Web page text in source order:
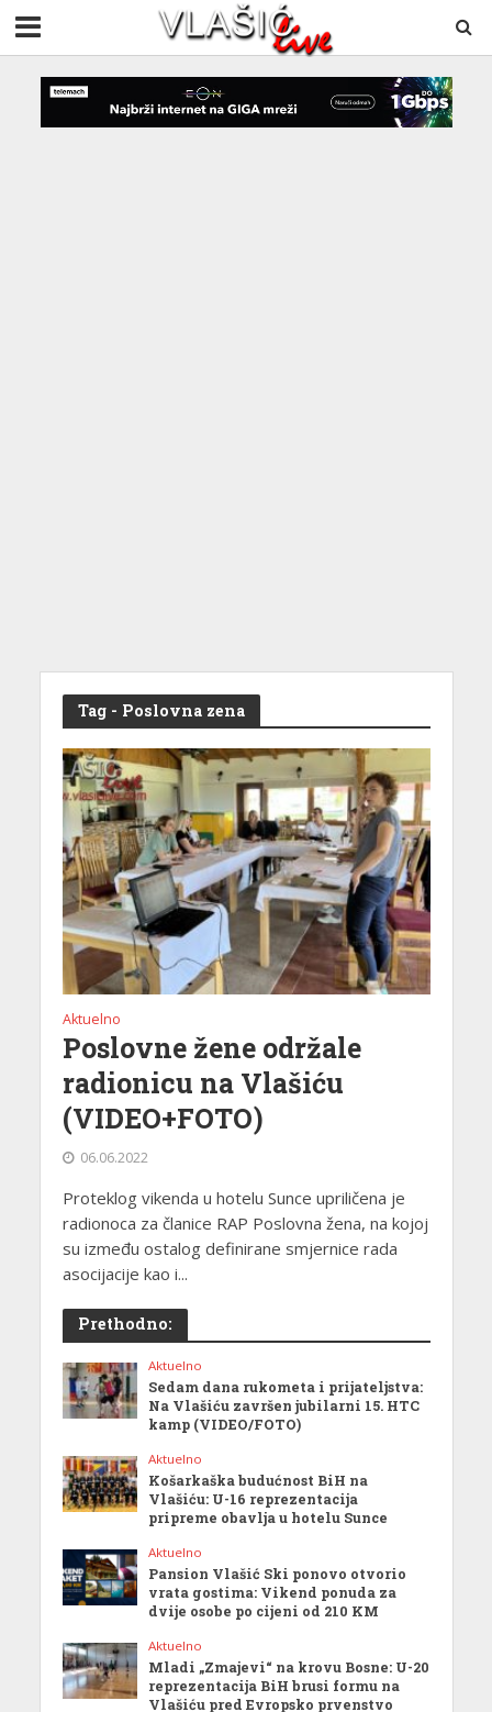
Tag - Poslovna zena
Aktuelno
Poslovne žene održale
radionicu na Vlašiću
(VIDEO+FOTO)
06.06.2022
Proteklog vikenda u hotelu Sunce upriličena je
radionoca za članice RAP Poslovna žena, na kojoj
su između ostalog definirane smjernice rada
asocijacije kao i...
Prethodno:
Aktuelno
Sedam dana rukometa i prijateljstva:
Na Vlašiću završen jubilarni 15. HTC
kamp (VIDEO/FOTO)
Aktuelno
Košarkaška budućnost BiH na
Vlašiću: U-16 reprezentacija
pripreme obavlja u hotelu Sunce
Aktuelno
Pansion Vlašić Ski ponovo otvorio
vrata gostima: Vikend ponuda za
dvije osobe po cijeni od 210 KM
Aktuelno
Mladi „Zmajevi“ na krovu Bosne: U-20
reprezentacija BiH brusi formu na
Vlašiću pred Evropsko prvenstvo